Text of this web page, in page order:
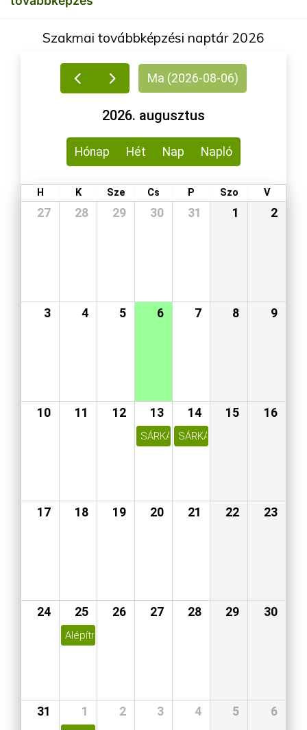
Szakmai továbbképzési naptár 2026
Ma (2026-08-06)
2026. augusztus
Hónap Hét Nap Napló
H K Sze Cs P Szo V
27 28 29 30 31 1 2
3 4 5 6 7 8 9
10 11 12 13 14 15 16
SÁRKÁNYÖLŐ SZENT GYÖRGY
SÁRKÁNYÖLŐ SZENT
17 18 19 20 21 22 23
24 25 26 27 28 29 30
Alépítményszigetelések új épületek tervezésénél
31 1 2 3 4 5 6